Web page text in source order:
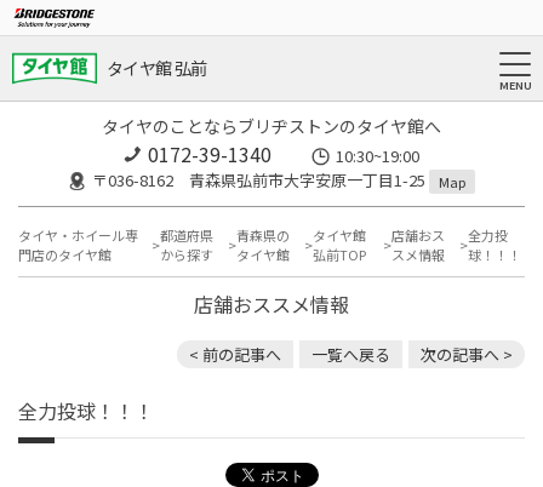
タイヤ館 弘前
タイヤのことならブリヂストンのタイヤ館へ
0172-39-1340
10:30~19:00
〒036-8162 青森県弘前市大字安原一丁目1-25
Map
タイヤ・ホイール専
門店のタイヤ館
都道府県
から探す
青森県の
タイヤ館
タイヤ館
弘前TOP
店舗おス
スメ情報
全力投
球！！！
店舗おススメ情報
< 前の記事へ 一覧へ戻る 次の記事へ >
全力投球！！！